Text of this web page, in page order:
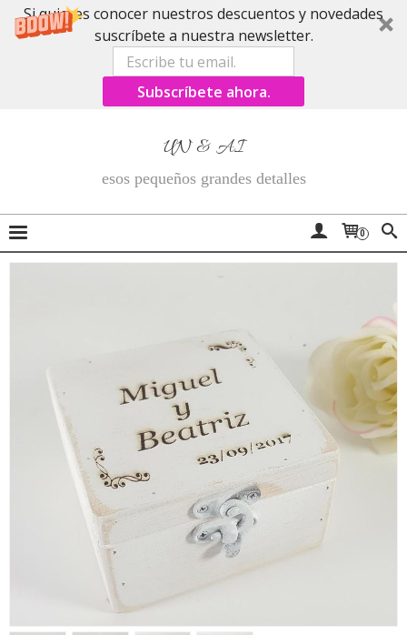
Si quieres conocer nuestros descuentos y novedades
suscríbete a nuestra newsletter.
Subscríbete ahora.
UN & AI
esos pequeños grandes detalles
0